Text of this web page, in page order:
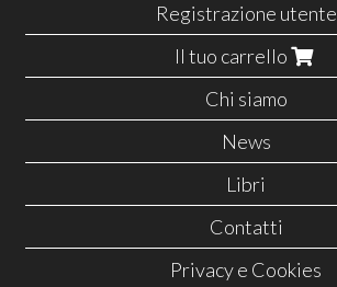
Registrazione utente
Il tuo carrello
Chi siamo
News
Libri
Contatti
Privacy e Cookies